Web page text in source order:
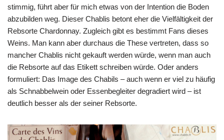
stimmig, führt aber für mich etwas von der Intention die Boden
abzubilden weg. Dieser Chablis betont eher die Vielfältigkeit der
Rebsorte Chardonnay. Zugleich gibt es bestimmt Fans dieses
Weins. Man kann aber durchaus die These vertreten, dass so
mancher Chablis nicht gekauft werden würde, wenn man auch
die Rebsorte auf das Etikett schreiben würde. Oder anders
formuliert: Das Image des Chabils – auch wenn er viel zu häufig
als Schnabbelwein oder Essenbegleiter degradiert wird – ist
deutlich besser als der seiner Rebsorte.